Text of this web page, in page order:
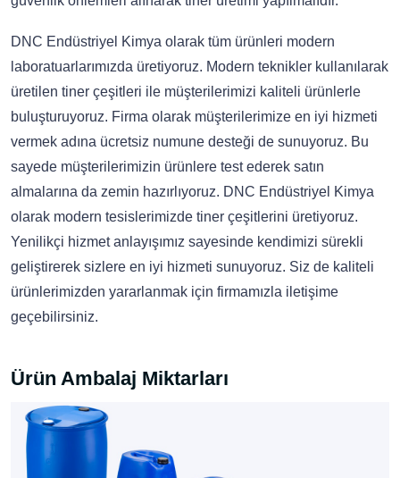
DNC Endüstriyel Kimya olarak tüm ürünleri modern
laboratuarlarımızda üretiyoruz. Modern teknikler kullanılarak
üretilen tiner çeşitleri ile müşterilerimizi kaliteli ürünlerle
buluşturuyoruz. Firma olarak müşterilerimize en iyi hizmeti
vermek adına ücretsiz numune desteği de sunuyoruz. Bu
sayede müşterilerimizin ürünlere test ederek satın
almalarına da zemin hazırlıyoruz. DNC Endüstriyel Kimya
olarak modern tesislerimizde tiner çeşitlerini üretiyoruz.
Yenilikçi hizmet anlayışımız sayesinde kendimizi sürekli
geliştirerek sizlere en iyi hizmeti sunuyoruz. Siz de kaliteli
ürünlerimizden yararlanmak için firmamızla iletişime
geçebilirsiniz.
Ürün Ambalaj Miktarları